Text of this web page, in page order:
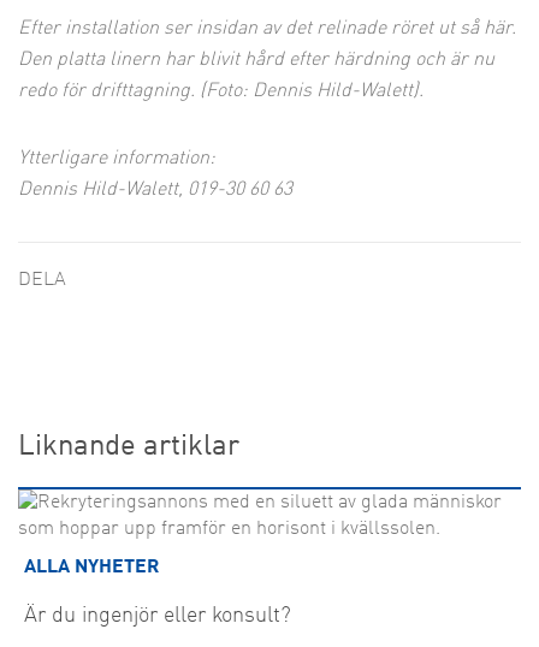
Efter installation ser insidan av det relinade röret ut så här.
Den platta linern har blivit hård efter härdning och är nu
redo för drifttagning. (Foto: Dennis Hild-Walett).
Ytterligare information:
Dennis Hild-Walett, 019-30 60 63
DELA
Liknande artiklar
ALLA NYHETER
Är du ingenjör eller konsult?